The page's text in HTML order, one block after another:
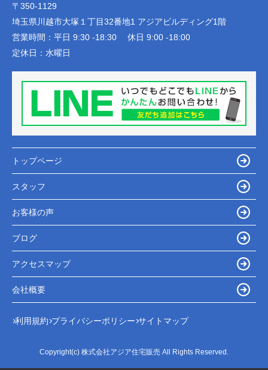
〒350-1129
埼玉県川越市大塚１丁目32番地1 アジアビルディング1階
営業時間： 平日 9:30 -18:30 休日 9:00 -18:00
定休日： 水曜日
トップページ
スタッフ
お客様の声
ブログ
アクセスマップ
会社概要
利用規約 プライバシーポリシー サイトマップ
Copyright(c) 株式会社アジア住宅販売 All Rights Reserved.